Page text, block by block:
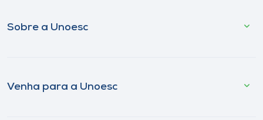
Sobre a Unoesc
Venha para a Unoesc